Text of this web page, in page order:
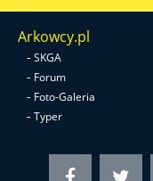
Arkowcy.pl
- SKGA
- Forum
- Foto-Galeria
- Typer